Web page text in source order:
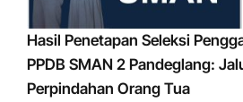
Hasil Penetapan Seleksi
PPDB SMAN 2 Pandeglang:
Perpindahan Orang Tua